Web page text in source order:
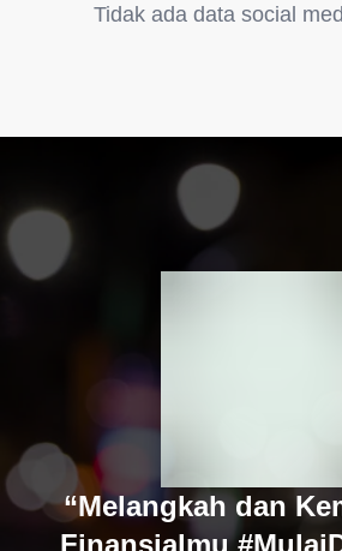
Tidak ada data social
“Melangkah dan